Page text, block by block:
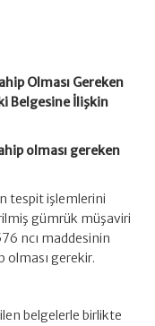
Olması Gereken
Belgesine İlişkin
olması gereken
tespit işlemlerini
gümrük müşaviri
ncı maddesinin
olması gerekir.
belgelerle birlikte